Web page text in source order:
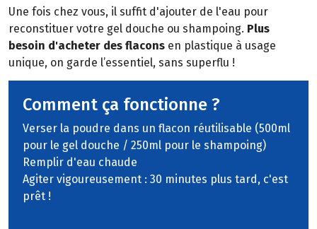
Une fois chez vous, il suffit d'ajouter de l'eau pour
reconstituer votre gel douche ou shampoing. Plus
besoin d'acheter des flacons en plastique à usage
unique, on garde l’essentiel, sans superflu !
Comment ça fonctionne ?
Verser la poudre dans un flacon réutilisable (500ml
pour le gel douche / 250ml pour le shampoing)
Remplir d'eau chaude
Agiter vigoureusement : 30 minutes plus tard, c'est
prêt !